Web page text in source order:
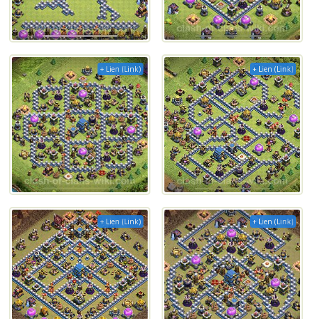
+ Lien (Link) + Lien (Link)
+ Lien (Link) + Lien (Link)